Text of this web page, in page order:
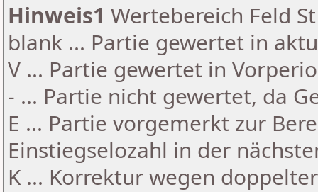
Hinweis1 Wertebereich Feld
blank ... Partie gewertet in
V ... Partie gewertet in
- ... Partie nicht gewertet, da
E ... Partie vorgemerkt zur
Einstiegselozahl in der
K ... Korrektur wegen